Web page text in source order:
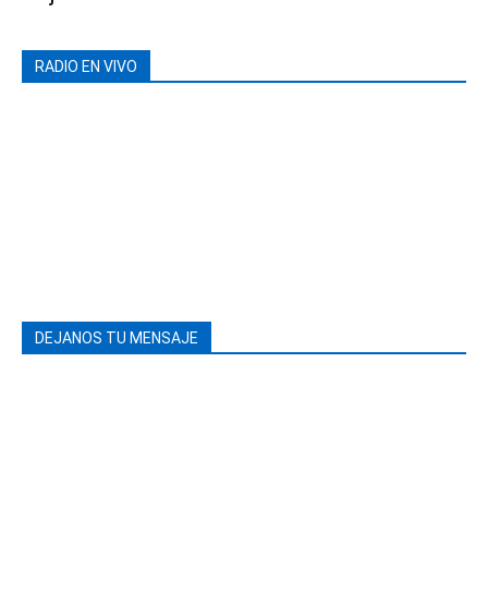
RADIO EN VIVO
DEJANOS TU MENSAJE